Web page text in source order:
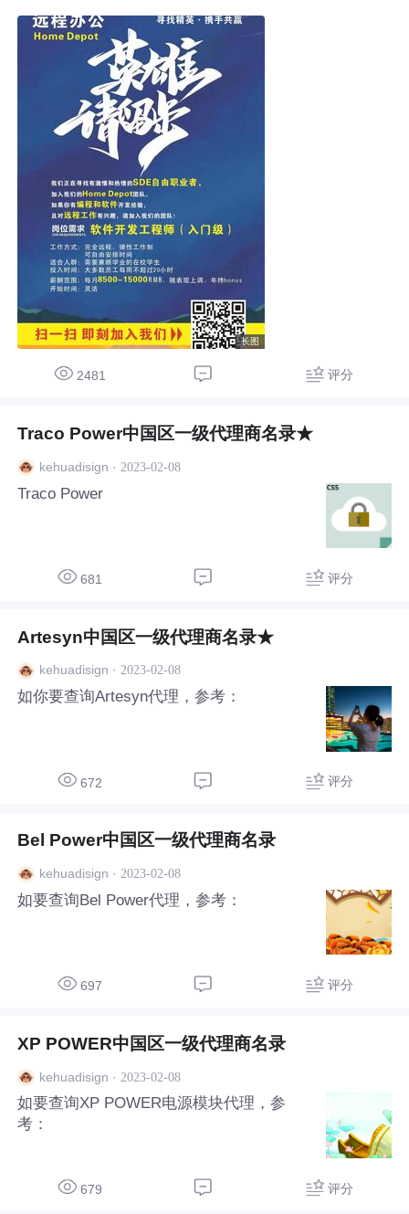
​ 长图
2481 评分
Traco Power中国区一级代理商名录★
kehuadisign · 2023-02-08
Traco Power
681 评分
Artesyn中国区一级代理商名录★
kehuadisign · 2023-02-08
如你要查询Artesyn代理，参考：
672 评分
Bel Power中国区一级代理商名录
kehuadisign · 2023-02-08
如要查询Bel Power代理，参考：
697 评分
XP POWER中国区一级代理商名录
kehuadisign · 2023-02-08
如要查询XP POWER电源模块代理，参
考：
679 评分